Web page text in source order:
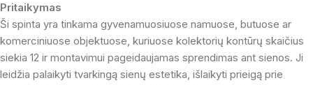
Pritaikymas
Ši spinta yra tinkama gyvenamuosiuose namuose, butuose ar
komerciniuose objektuose, kuriuose kolektorių kontūrų skaičius
siekia 12 ir montavimui pageidaujamas sprendimas ant sienos. Ji
leidžia palaikyti tvarkingą sienų estetika, išlaikyti prieigą prie